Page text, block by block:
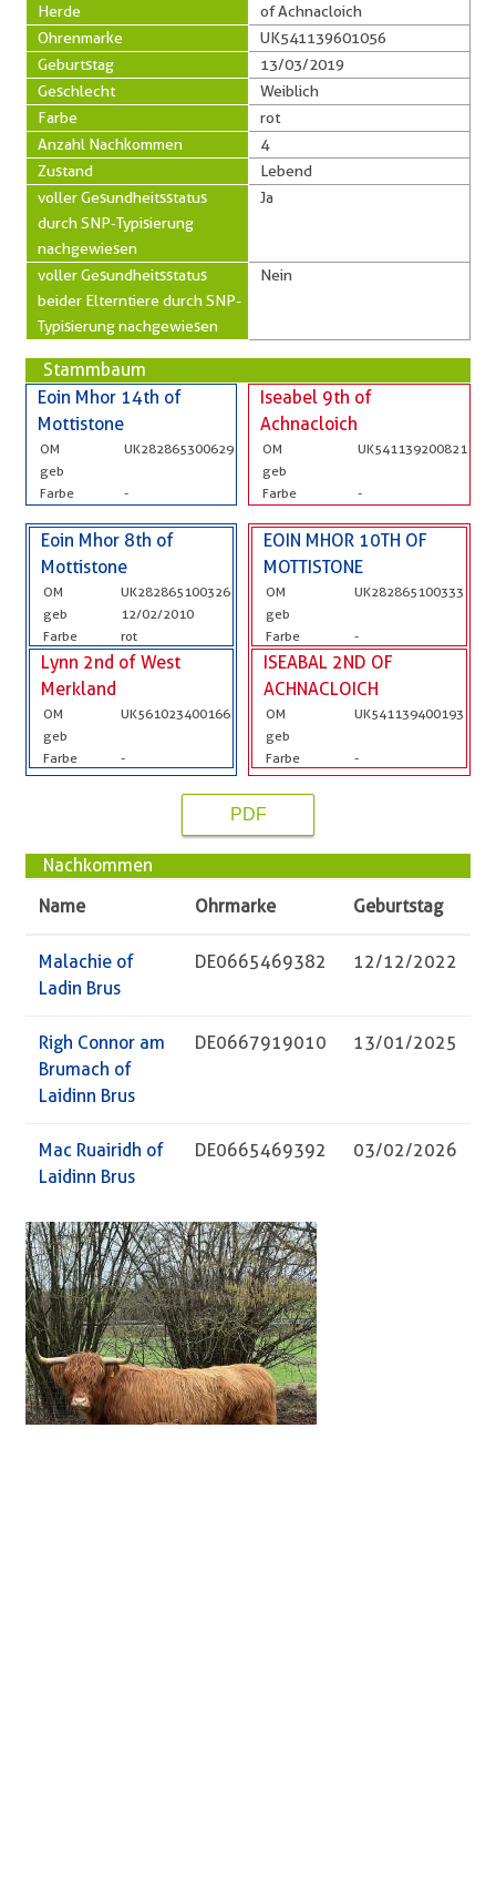
Herde
of Achnacloich
Ohrenmarke
UK541139601056
Geburtstag
13/03/2019
Geschlecht
Weiblich
Farbe
rot
Anzahl Nachkommen
4
Zustand
Lebend
voller Gesundheitsstatus
durch SNP-Typisierung
nachgewiesen
Ja
voller Gesundheitsstatus
beider Elterntiere durch SNP-
Typisierung nachgewiesen
Nein
Stammbaum
Eoin Mhor 14th of
Mottistone
OM
UK282865300629
geb
Farbe
-
Iseabel 9th of
Achnacloich
OM
UK541139200821
geb
Farbe
-
Eoin Mhor 8th of
Mottistone
OM
UK282865100326
geb
12/02/2010
Farbe
rot
Lynn 2nd of West
Merkland
OM
UK561023400166
geb
Farbe
-
EOIN MHOR 10TH OF
MOTTISTONE
OM
UK282865100333
geb
Farbe
-
ISEABAL 2ND OF
ACHNACLOICH
OM
UK541139400193
geb
Farbe
-
PDF
Nachkommen
Name
Ohrmarke Geburtstag
Malachie of
Ladin Brus
DE0665469382 12/12/2022
Righ Connor am
Brumach of
Laidinn Brus
DE0667919010 13/01/2025
Mac Ruairidh of
Laidinn Brus
DE0665469392 03/02/2026